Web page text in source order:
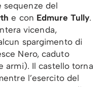
sequenze del
e con Edmure Tully.
vicenda,
spargimento di
Nero, caduto
armi). Il castello torna
l’esercito del